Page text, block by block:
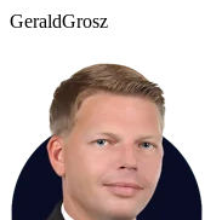
GeraldGrosz